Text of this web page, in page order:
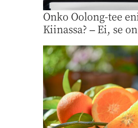
Onko Oolong-tee
Kiinassa? – Ei, se